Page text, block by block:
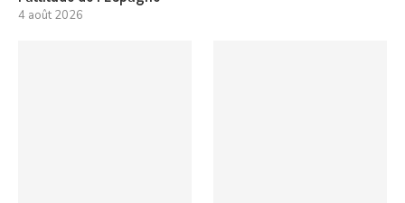
4 août 2026